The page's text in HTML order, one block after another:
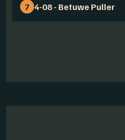
7 4-08 - Betuwe Puller